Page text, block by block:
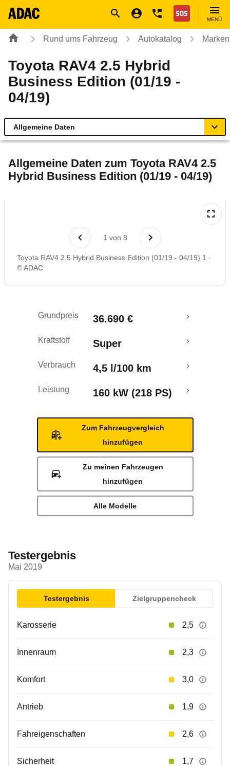
Nothilfe
MENÜ
Rund ums Fahrzeug Autokatalog
Toyota RAV4 2.5 Hybrid
Business Edition (01/19 -
04/19)
Allgemeine Daten
Technische Daten
Laufende Kosten
Rückrufe & Mängel
Allgemeine Daten zum Toyota RAV4 2.5
Hybrid Business Edition (01/19 - 04/19)
1 von 8
Toyota RAV4 2.5 Hybrid Business Edition (01/19 - 04/19) 1
© ADAC
Grundpreis 36.690 €
Kraftstoff Super
Verbrauch 4,5 l/100 km
Leistung 160 kW (218 PS)
Zum Fahrzeugvergleich
hinzufügen
Zu meinen Fahrzeugen
hinzufügen
Alle Modelle
Testergebnis
Mai 2019
Testergebnis Zielgruppencheck
Karosserie 2,5
Innenraum 2,3
Komfort 3,0
Antrieb 1,9
Fahreigenschaften 2,6
Sicherheit 1,7